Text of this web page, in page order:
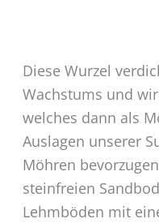
Diese Wurzel
Wachstums und
welches dann als
Auslagen unserer
Möhren
steinfreien
Lehmböden mit